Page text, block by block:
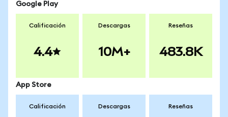
Google Play
Calificación
4.4
Descargas
10M+
Reseñas
483.8K
App Store
Calificación Descargas Reseñas